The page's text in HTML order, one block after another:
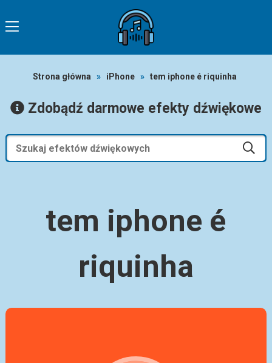
Strona główna » iPhone » tem iphone é riquinha
Zdobądź darmowe efekty dźwiękowe
tem iphone é
riquinha